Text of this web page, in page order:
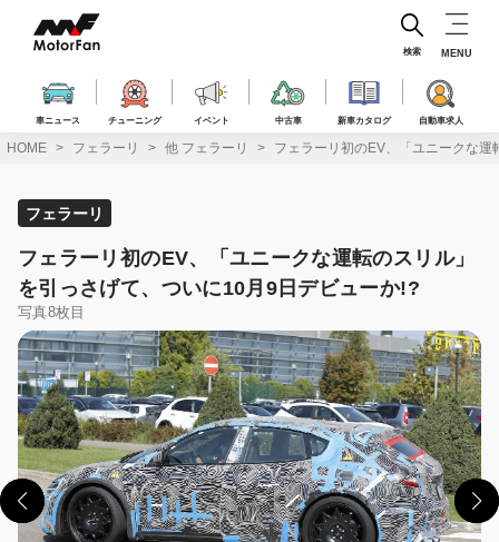
ス
車ニュース チューニング イベント 中古車 新車カタログ 自動車求人
検索 MENU
HOME フェラーリ 他 フェラーリ フェラーリ初のEV、「ユニークな
フェラーリ
フェラーリ初のEV、「ユニークな運転のスリル」
を引っさげて、ついに10月9日デビューか!?
写真8枚目